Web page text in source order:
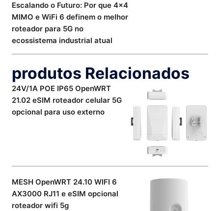
Escalando o Futuro: Por que 4×4
MIMO e WiFi 6 definem o melhor
roteador para 5G no
ecossistema industrial atual
produtos Relacionados
24V/1A POE IP65 OpenWRT
21.02 eSIM roteador celular 5G
opcional para uso externo
MESH OpenWRT 24.10 WIFI 6
AX3000 RJ11 e eSIM opcional
roteador wifi 5g